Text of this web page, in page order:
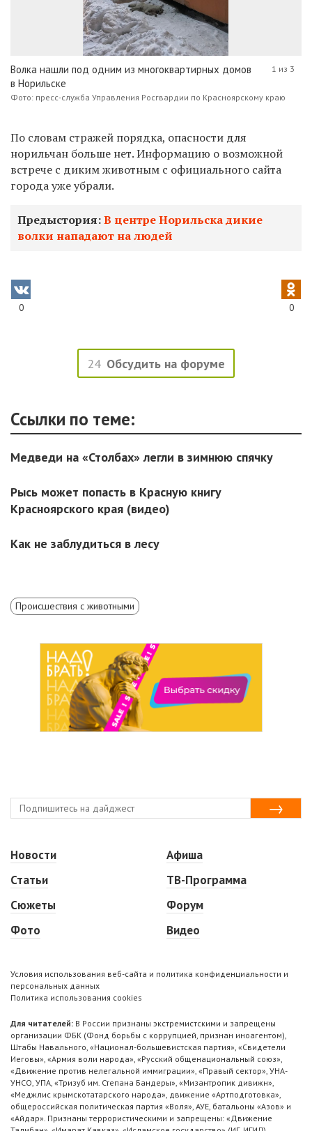
Волка нашли под одним из многоквартирных домов
в Норильске
Фото: пресс-служба Управления Росгвардии по Красноярскому краю
1 из 3
По словам стражей порядка, опасности для
норильчан больше нет. Информацию о возможной
встрече с диким животным с официального сайта
города уже убрали.
Предыстория:В центре Норильска дикие
волки нападают на людей
0 0
24 Обсудить на форуме
Ссылки по теме:
Медведи на «Столбах» легли в зимнюю спячку
Рысь может попасть в Красную книгу
Красноярского края (видео)
Как не заблудиться в лесу
Происшествия с животными
Новости
Статьи
Сюжеты
Фото
Афиша
ТВ-Программа
Форум
Видео
Условия использования веб-сайта и политика конфиденциальности и
персональных данных
Политика использования cookies
Для читателей: В России признаны экстремистскими и запрещены
организации ФБК (Фонд борьбы с коррупцией, признан иноагентом),
Штабы Навального, «Национал-большевистская партия», «Свидетели
Иеговы», «Армия воли народа», «Русский общенациональный союз»,
«Движение против нелегальной иммиграции», «Правый сектор», УНА-
УНСО, УПА, «Тризуб им. Степана Бандеры», «Мизантропик дивижн»,
«Меджлис крымскотатарского народа», движение «Артподготовка»,
общероссийская политическая партия «Воля», АУЕ, батальоны «Азов» и
«Айдар». Признаны террористическими и запрещены: «Движение